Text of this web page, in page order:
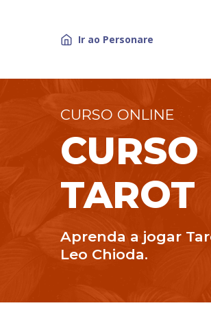
Ir ao Personare
CURSO ONLINE
TAROT
Aprenda a jogar
Leo Chioda.